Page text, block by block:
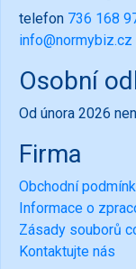
telefon 736 168
info@normybiz.cz
Osobní
Od února 2026
Firma
Obchodní
Informace o
Zásady souborů
Kontaktujte nás